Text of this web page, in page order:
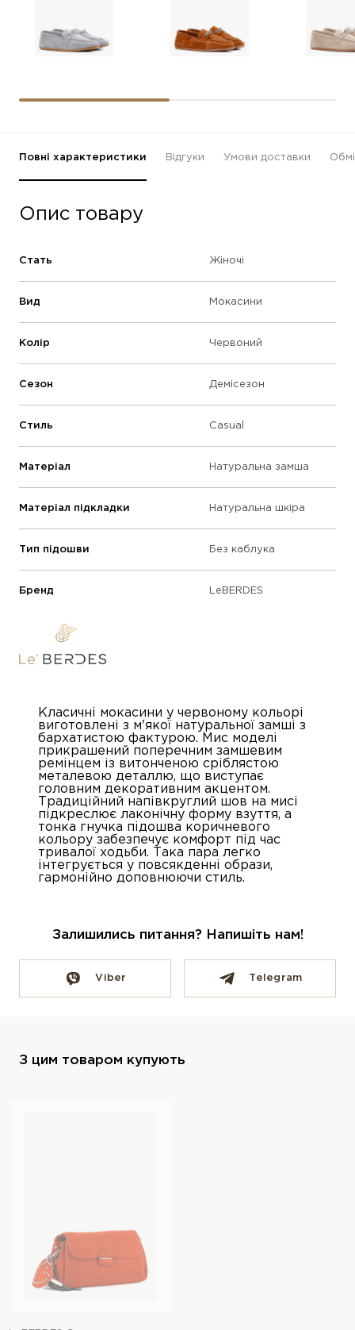
Повні характеристики Відгуки Умови доставки
Опис товару
Стать Жіночі
Вид Мокасини
Колір Червоний
Сезон Демісезон
Стиль Casual
Матеріал Натуральна замша
Матеріал підкладки Натуральна шкіра
Тип підошви Без каблука
Бренд LeBERDES
Класичні мокасини у червоному кольорі
виготовлені з м'якої натуральної замші з
бархатистою фактурою. Мис моделі
прикрашений поперечним замшевим
ремінцем із витонченою сріблястою
металевою деталлю, що виступає
головним декоративним акцентом.
Традиційний напівкруглий шов на мисі
підкреслює лаконічну форму взуття, а
тонка гнучка підошва коричневого
кольору забезпечує комфорт під час
тривалої ходьби. Така пара легко
інтегрується у повсякденні образи,
гармонійно доповнюючи стиль.
Залишились питання? Напишіть нам!
Viber Telegram
З цим товаром купують